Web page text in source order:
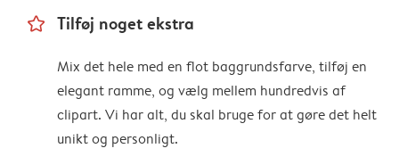
star_outline Tilføj noget ekstra
Mix det hele med en flot baggrundsfarve, tilføj en
elegant ramme, og vælg mellem hundredvis af
clipart. Vi har alt, du skal bruge for at gøre det helt
unikt og personligt.